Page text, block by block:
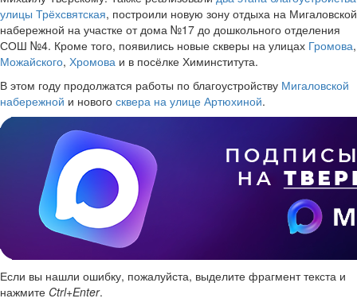
улицы Трёхсвятская, построили новую зону отдыха на Мигаловской
набережной на участке от дома №17 до дошкольного отделения
СОШ №4. Кроме того, появились новые скверы на улицах Громова,
Можайского, Хромова и в посёлке Химинститута.
В этом году продолжатся работы по благоустройству Мигаловской
набережной и нового сквера на улице Артюхиной.
Если вы нашли ошибку, пожалуйста, выделите фрагмент текста и
нажмите Ctrl+Enter.